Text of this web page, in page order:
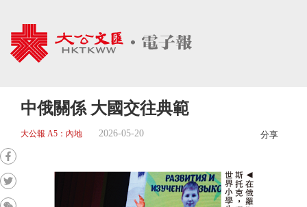
中俄關係 大國交往典範
大公報 A5：內地 2026-05-20 分享